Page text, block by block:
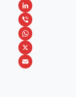
a
c
e
b
o
M
e
s
s
e
L
i
n
k
V
i
b
W
h
X